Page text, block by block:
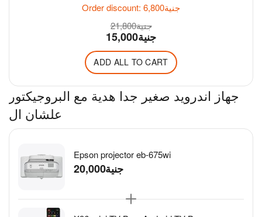
Order discount: جنية6,800
جنية21,800
جنية15,000
ADD ALL TO CART
جهاز اندرويد صغير جدا هدية مع البروجيكتور
علشان ال
Epson projector eb-675wi
جنية20,000